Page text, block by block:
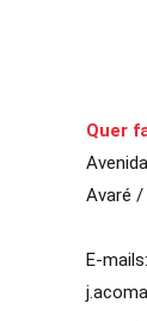
Quer
Avaré /
E-mails: